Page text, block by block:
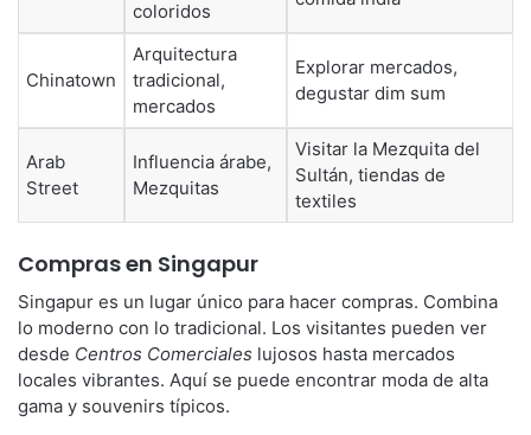
coloridos
Chinatown
Arquitectura
tradicional,
mercados
Explorar mercados,
degustar dim sum
Arab
Street
Influencia árabe,
Mezquitas
Visitar la Mezquita del
Sultán, tiendas de
textiles
Compras en Singapur
Singapur es un lugar único para hacer compras. Combina
lo moderno con lo tradicional. Los visitantes pueden ver
desde Centros Comerciales lujosos hasta mercados
locales vibrantes. Aquí se puede encontrar moda de alta
gama y souvenirs típicos.